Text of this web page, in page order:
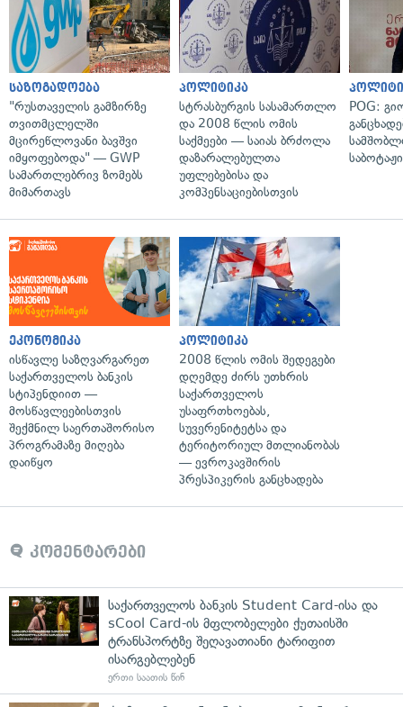
საზოგადოება
"რუსთაველის გამზირზე
თვითმცლელში
მცირეწლოვანი ბავშვი
იმყოფებოდა" — GWP
სამართლებრივ ზომებს
მიმართავს
პოლიტიკა
სტრასბურგის სასამართლო
და 2008 წლის ომის
საქმეები — საიას ბრძოლა
დაზარალებულთა
უფლებებისა და
კომპენსაციებისთვის
POG:
ეკონომიკა
ისწავლე საზღვარგარეთ
საქართველოს ბანკის
სტიპენდიით —
მოსწავლეებისთვის
შექმნილ საერთაშორისო
პროგრამაზე მიღება
დაიწყო
პოლიტიკა
2008 წლის ომის შედეგები
დღემდე ძირს უთხრის
საქართველოს
უსაფრთხოებას,
სუვერენიტეტსა და
ტერიტორიულ მთლიანობას
— ევროკავშირის
პრესპიკერის განცხადება
კომენტარები
საქართველოს ბანკის Student Card-ისა და
sCool Card-ის მფლობელები ქუთაისში
ტრანსპორტზე შეღავათიანი ტარიფით
ისარგებლებენ
ერთი საათის წინ